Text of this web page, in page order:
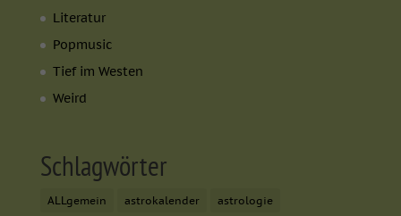
Literatur
Popmusic
Tief im Westen
Weird
Schlagwörter
ALLgemein astrokalender astrologie